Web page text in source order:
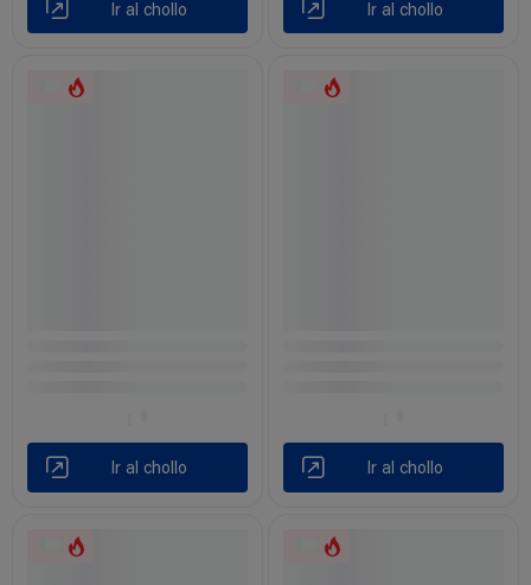
Ir al chollo Ir al chollo
Ir al chollo Ir al chollo